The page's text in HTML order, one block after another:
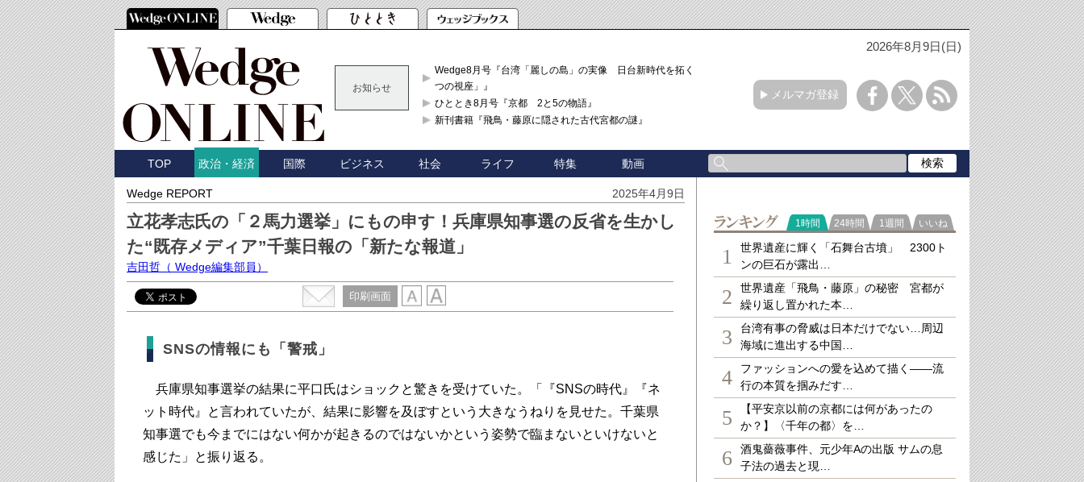
2026年8月9日(日)
お知らせ
Wedge8月号『台湾「麗しの島」の実像 日台新時代を拓く「3
つの視座」』
ひととき8月号『京都 2と5の物語』
新刊書籍『飛鳥・藤原に隠された古代宮都の謎』
メルマガ登録
TOP 政治・経済 国際 ビジネス 社会 ライフ 特集 動画
Wedge REPORT 2025年4月9日
立花孝志氏の「２馬力選挙」にもの申す！兵庫県知事選の反省を生かし
た“既存メディア”千葉日報の「新たな報道」
吉田哲 （ Wedge編集部員）
印刷画面
SNSの情報にも「警戒」
兵庫県知事選挙の結果に平口氏はショックと驚きを受けていた。「『SNSの時代』『ネ
ット時代』と言われていたが、結果に影響を及ぼすという大きなうねりを見せた。千葉県
知事選でも今までにはない何かが起きるのではないかという姿勢で臨まないといけないと
感じた」と振り返る。
ランキング
1時間 24時間 1週間 いいね
1
世界遺産に輝く「石舞台古墳」 2300ト
ンの巨石が露出…
2
世界遺産「飛鳥・藤原」の秘密 宮都が
繰り返し置かれた本…
3
台湾有事の脅威は日本だけでない…周辺
海域に進出する中国…
4
ファッションへの愛を込めて描く――流
行の本質を掴みだす…
5
【平安京以前の京都には何があったの
か？】〈千年の都〉を…
6
酒鬼薔薇事件、元少年Aの出版 サムの息
子法の過去と現…